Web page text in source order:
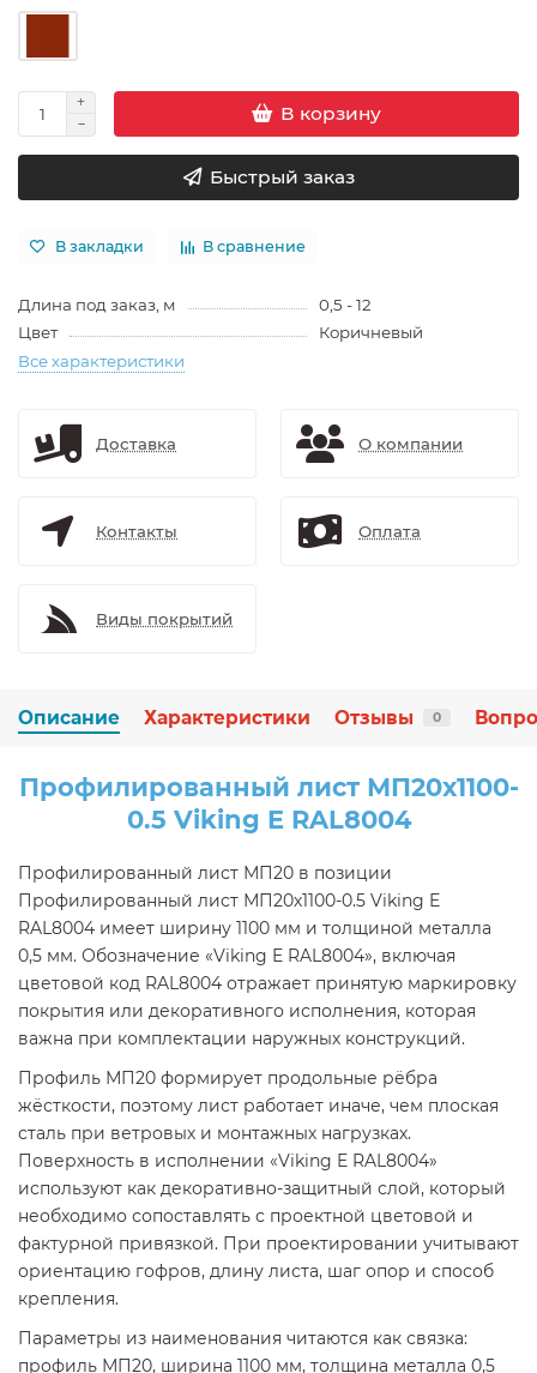
В корзину
Быстрый заказ
В закладки В сравнение
Длина под заказ, м
0,5 - 12
Цвет
Коричневый
Все характеристики
Доставка О компании
Контакты Оплата
Виды покрытий
Описание Характеристики Отзывы 0
Профилированный лист МП20х1100-
0.5 Viking E RAL8004
Профилированный лист МП20 в позиции
Профилированный лист МП20х1100-0.5 Viking E
RAL8004 имеет ширину 1100 мм и толщиной металла
0,5 мм. Обозначение «Viking E RAL8004», включая
цветовой код RAL8004 отражает принятую маркировку
покрытия или декоративного исполнения, которая
важна при комплектации наружных конструкций.
Профиль МП20 формирует продольные рёбра
жёсткости, поэтому лист работает иначе, чем плоская
сталь при ветровых и монтажных нагрузках.
Поверхность в исполнении «Viking E RAL8004»
используют как декоративно-защитный слой, который
необходимо сопоставлять с проектной цветовой и
фактурной привязкой. При проектировании учитывают
ориентацию гофров, длину листа, шаг опор и способ
крепления.
Параметры из наименования читаются как связка:
профиль МП20, ширина 1100 мм, толщина металла 0,5